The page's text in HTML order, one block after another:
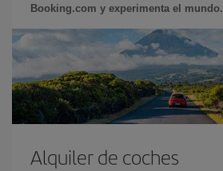
Booking.com y experimenta el mundo.
Alquiler de coches